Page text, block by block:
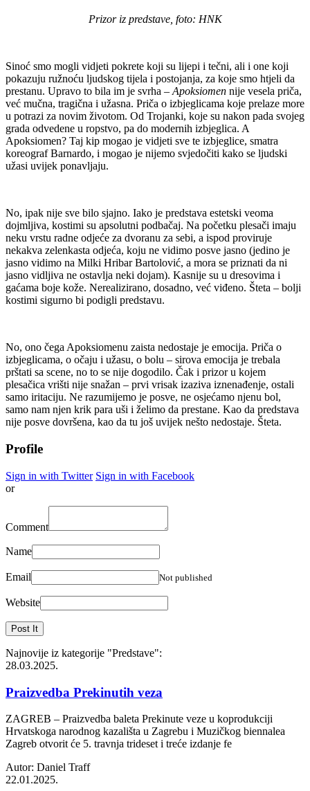
Prizor iz predstave, foto: HNK
Sinoć smo mogli vidjeti pokrete koji su lijepi i tečni, ali i one koji
pokazuju ružnoću ljudskog tijela i postojanja, za koje smo htjeli da
prestanu. Upravo to bila im je svrha –Apoksiomen nije vesela priča,
već mučna, tragična i užasna. Priča o izbjeglicama koje prelaze more
u potrazi za novim životom. Od Trojanki, koje su nakon pada svojeg
grada odvedene u ropstvo, pa do modernih izbjeglica. A
Apoksiomen? Taj kip mogao je vidjeti sve te izbjeglice, smatra
koreograf Barnardo, i mogao je nijemo svjedočiti kako se ljudski
užasi uvijek ponavljaju.
No, ipak nije sve bilo sjajno. Iako je predstava estetski veoma
dojmljiva, kostimi su apsolutni podbačaj. Na početku plesači imaju
neku vrstu radne odjeće za dvoranu za sebi, a ispod proviruje
nekakva zelenkasta odjeća, koju ne vidimo posve jasno (jedino je
jasno vidimo na Milki Hribar Bartolović, a mora se priznati da ni
jasno vidljiva ne ostavlja neki dojam). Kasnije su u dresovima i
gaćama boje kože. Nerealizirano, dosadno, već viđeno. Šteta – bolji
kostimi sigurno bi podigli predstavu.
No, ono čega Apoksiomenu zaista nedostaje je emocija. Priča o
izbjeglicama, o očaju i užasu, o bolu – sirova emocija je trebala
prštati sa scene, no to se nije dogodilo. Čak i prizor u kojem
plesačica vrišti nije snažan – prvi vrisak izaziva iznenađenje, ostali
samo iritaciju. Ne razumijemo je posve, ne osjećamo njenu bol,
samo nam njen krik para uši i želimo da prestane. Kao da predstava
nije posve dovršena, kao da tu još uvijek nešto nedostaje. Šteta.
Profile
Sign in with Twitter Sign in with Facebook
or
Comment
Name
Email Not published
Website
Najnovije iz kategorije "Predstave":
28.03.2025.
Praizvedba Prekinutih veza
ZAGREB – Praizvedba baleta Prekinute veze u koprodukciji
Hrvatskoga narodnog kazališta u Zagrebu i Muzičkog biennalea
Zagreb otvorit će 5. travnja trideset i treće izdanje fe
Autor: Daniel Traff
22.01.2025.